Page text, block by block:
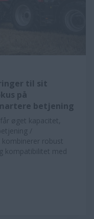
til sit
på
betjening
øget kapacitet,
/
kombinerer robust
kompatibilitet med